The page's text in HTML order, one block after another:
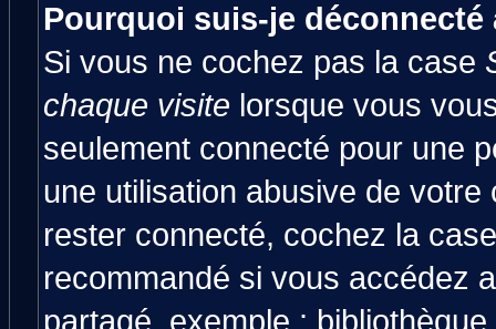
Pourquoi suis-je
Si vous ne cochez pas la case
chaque visite lorsque vous
seulement connecté pour une
une utilisation abusive de
rester connecté, cochez la
recommandé si vous accédez
partagé, exemple :